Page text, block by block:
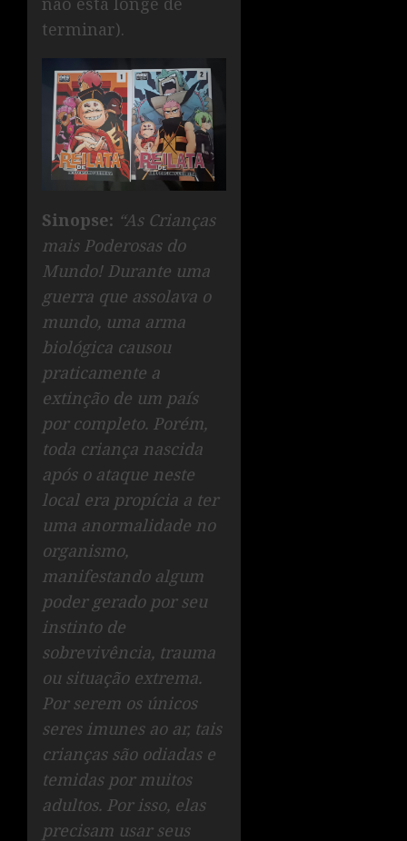
terminar).
Sinopse: “As Crianças
mais Poderosas do
Mundo! Durante uma
guerra que assolava o
mundo, uma arma
biológica causou
praticamente a
extinção de um país
por completo. Porém,
toda criança nascida
após o ataque neste
local era propícia a ter
uma anormalidade no
organismo,
manifestando algum
poder gerado por seu
instinto de
sobrevivência, trauma
ou situação extrema.
Por serem os únicos
seres imunes ao ar, tais
crianças são odiadas e
temidas por muitos
adultos. Por isso, elas
precisam usar seus